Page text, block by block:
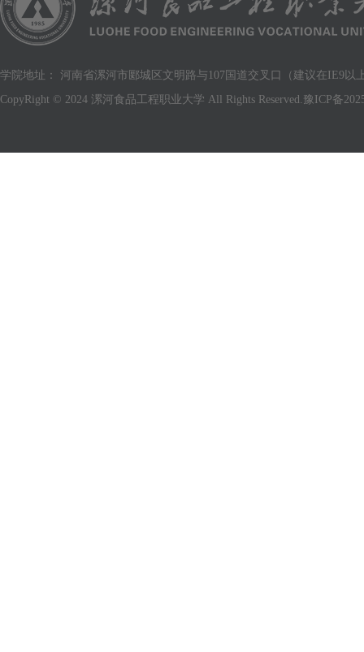
学院地址： 河南省漯河市郾城区文明路与107国道交叉口（建议在IE9以
CopyRight © 2024 漯河食品工程职业大学 All Rights Reserved. 豫ICP备